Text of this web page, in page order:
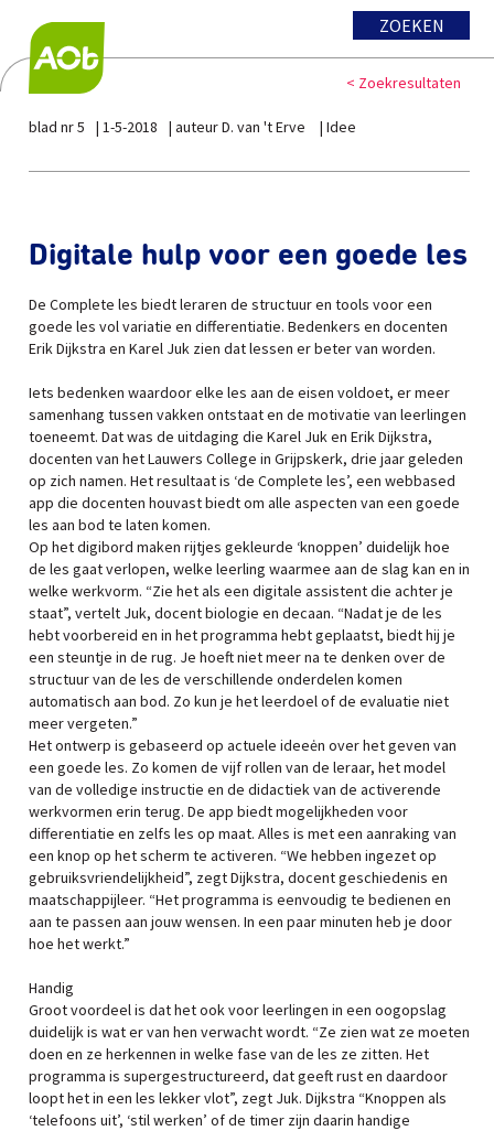
ZOEKEN
< Zoekresultaten
blad nr 5 1-5-2018 auteur D. van 't Erve Idee
Digitale hulp voor een goede les
De Complete les biedt leraren de structuur en tools voor een
goede les vol variatie en differentiatie. Bedenkers en docenten
Erik Dijkstra en Karel Juk zien dat lessen er beter van worden.
Iets bedenken waardoor elke les aan de eisen voldoet, er meer
samenhang tussen vakken ontstaat en de motivatie van leerlingen
toeneemt. Dat was de uitdaging die Karel Juk en Erik Dijkstra,
docenten van het Lauwers College in Grijpskerk, drie jaar geleden
op zich namen. Het resultaat is ‘de Complete les’, een webbased
app die docenten houvast biedt om alle aspecten van een goede
les aan bod te laten komen.
Op het digibord maken rijtjes gekleurde ‘knoppen’ duidelijk hoe
de les gaat verlopen, welke leerling waarmee aan de slag kan en in
welke werkvorm. “Zie het als een digitale assistent die achter je
staat”, vertelt Juk, docent biologie en decaan. “Nadat je de les
hebt voorbereid en in het programma hebt geplaatst, biedt hij je
een steuntje in de rug. Je hoeft niet meer na te denken over de
structuur van de les de verschillende onderdelen komen
automatisch aan bod. Zo kun je het leerdoel of de evaluatie niet
meer vergeten.”
Het ontwerp is gebaseerd op actuele ideeėn over het geven van
een goede les. Zo komen de vijf rollen van de leraar, het model
van de volledige instructie en de didactiek van de activerende
werkvormen erin terug. De app biedt mogelijkheden voor
differentiatie en zelfs les op maat. Alles is met een aanraking van
een knop op het scherm te activeren. “We hebben ingezet op
gebruiksvriendelijkheid”, zegt Dijkstra, docent geschiedenis en
maatschappijleer. “Het programma is eenvoudig te bedienen en
aan te passen aan jouw wensen. In een paar minuten heb je door
hoe het werkt.”
Handig
Groot voordeel is dat het ook voor leerlingen in een oogopslag
duidelijk is wat er van hen verwacht wordt. “Ze zien wat ze moeten
doen en ze herkennen in welke fase van de les ze zitten. Het
programma is supergestructureerd, dat geeft rust en daardoor
loopt het in een les lekker vlot”, zegt Juk. Dijkstra “Knoppen als
‘telefoons uit’, ‘stil werken’ of de timer zijn daarin handige